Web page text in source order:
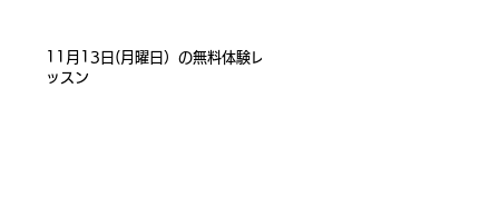
11月13日(月曜日）の無料体験レ
ッスン